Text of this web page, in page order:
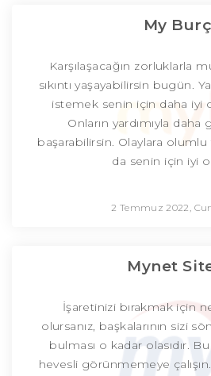
My Burç
Karşılaşacağın zorluklarla
sıkıntı yaşayabilirsin bugün.
istemek senin için daha iyi
Onların yardımıyla daha
başarabilirsin. Olaylara
da senin için iyi
2 Temmuz 2022,
Mynet
İşaretinizi bırakmak için
olursanız, başkalarının sizi
bulması o kadar olasıdır. Bu
hevesli görünmemeye çalışın.